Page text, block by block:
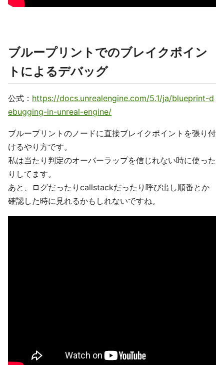
ブループリントでのブレイクポイン
トによるデバッグ
公式： https://docs.unrealengine.com/5.1/ja/blueprint-d
ebugging-in-unreal-engine/
ブループリントのノードに直接ブレイクポイントを張り付
けるやり方です。
私は当たり判定のオーバーラップを信じれない時に使った
りしてます。
あと、ログだったりcallstackだったり呼び出し順番とか
確認した時に見れるかもしれないですね。